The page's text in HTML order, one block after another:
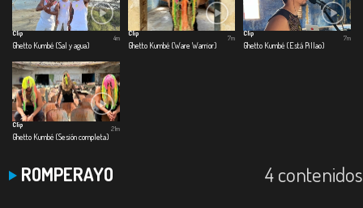
Clip
Ghetto Kumbé (Sal y agua)
4m
Clip
Ghetto Kumbé (Ware Warrior)
7m
Clip
Ghetto Kumbé (Está Pillao)
7m
Clip
Ghetto Kumbé (Sesión completa)
21m
ROMPERAYO 4 contenidos